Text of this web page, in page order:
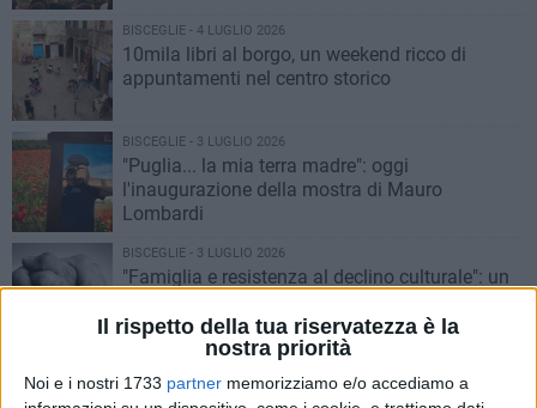
Il rispetto della tua riservatezza è la
nostra priorità
Noi e i nostri 1733 partner memorizziamo e/o accediamo a
BISCEGLIE - 4 LUGLIO 2026
10mila libri al borgo, un weekend ricco di
appuntamenti nel centro storico
BISCEGLIE - 3 LUGLIO 2026
"Puglia... la mia terra madre": oggi
l'inaugurazione della mostra di Mauro
Lombardi
BISCEGLIE - 3 LUGLIO 2026
"Famiglia e resistenza al declino culturale": un
BISCEGLIE - 2 LUGLIO 2026
A Bisceglie la 14esima edizione di Libridamare: